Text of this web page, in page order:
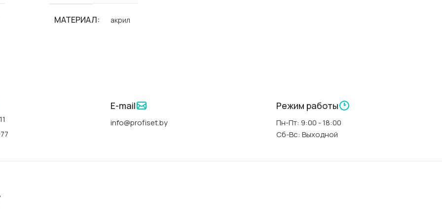
МАТЕРИАЛ акрил
00291
ЦВЕТ белый
E-mail
info@profiset.by
Режим работы
Пн-Пт: 9:00 - 18:00
Сб-Вс: Выходной